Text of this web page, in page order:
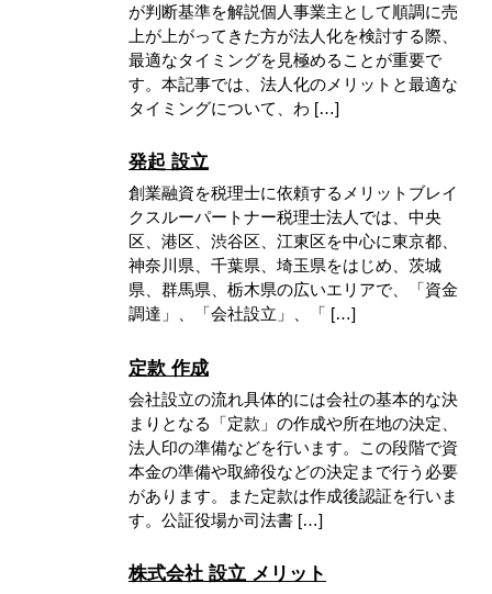
が判断基準を解説個人事業主として順調に売
上が上がってきた方が法人化を検討する際、
最適なタイミングを見極めることが重要で
す。本記事では、法人化のメリットと最適な
タイミングについて、わ […]
発起 設立
創業融資を税理士に依頼するメリットブレイ
クスルーパートナー税理士法人では、中央
区、港区、渋谷区、江東区を中心に東京都、
神奈川県、千葉県、埼玉県をはじめ、茨城
県、群馬県、栃木県の広いエリアで、「資金
調達」、「会社設立」、「 […]
定款 作成
会社設立の流れ具体的には会社の基本的な決
まりとなる「定款」の作成や所在地の決定、
法人印の準備などを行います。この段階で資
本金の準備や取締役などの決定まで行う必要
があります。また定款は作成後認証を行いま
す。公証役場か司法書 […]
株式会社 設立 メリット